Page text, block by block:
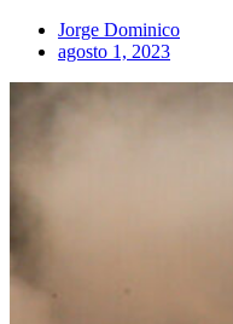
Jorge Dominico
agosto 1, 2023